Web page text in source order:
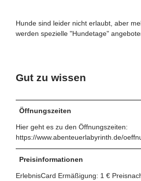
Hunde sind leider nicht erlaubt, aber
werden spezielle "Hundetage"
Gut zu wissen
Öffnungszeiten
Hier geht es zu den Öffnungszeiten:
https://www.abenteuerlabyrinth.de/
Preisinformationen
ErlebnisCard Ermäßigung: 1 €